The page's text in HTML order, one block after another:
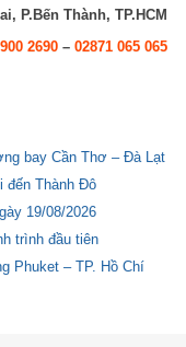
P.Bến Thành, TP.HCM
2690– 02871 065 065
bay Cần Thơ – Đà Lạt
đến Thành Đô
19/08/2026
trình đầu tiên
Phuket – TP. Hồ Chí